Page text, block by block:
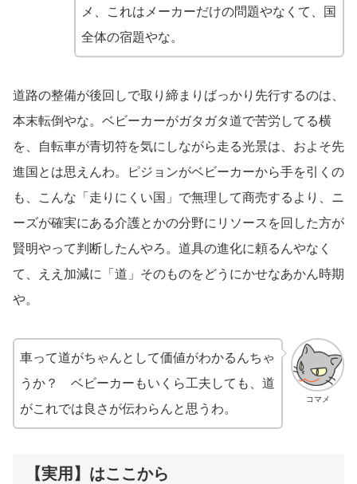
メ、これはメーカーだけの問題やなくて、国
全体の宿題やな。
道路の整備が後回しで取り締まりばっかり先行するのは、
本末転倒やな。ベビーカーがガタガタ道で苦労してる横
を、自転車が青切符を気にしながら走る光景は、およそ先
進国とは思えんわ。ピジョンがベビーカーから手を引くの
も、こんな「走りにくい国」で無理して商売するより、ニ
ーズが確実にある介護とかの分野にリソースを回した方が
賢明やって判断したんやろ。道具の進化に頼るんやなく
て、ええ加減に「道」そのものをどうにかせなあかん時期
や。
コマメ
車って道がちゃんとして価値がわかるんちゃ
うか？ ベビーカーもいくら工夫しても、道
がこれでは良さが伝わらんと思うわ。
【実用】はここから